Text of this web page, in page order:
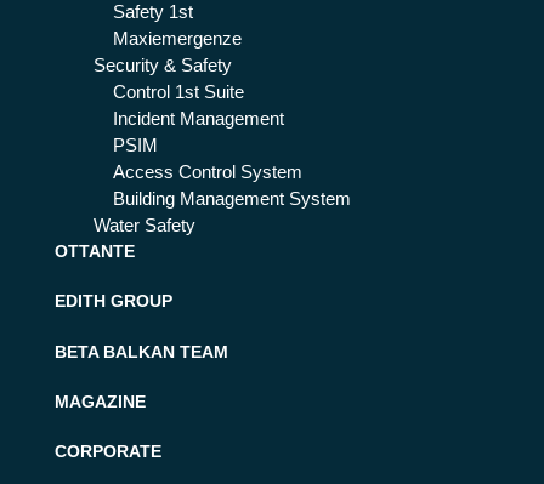
Safety 1st
Maxiemergenze
Security & Safety
Control 1st Suite
Incident Management
PSIM
Access Control System
Building Management System
Water Safety
OTTANTE
EDITH GROUP
BETA BALKAN TEAM
MAGAZINE
CORPORATE